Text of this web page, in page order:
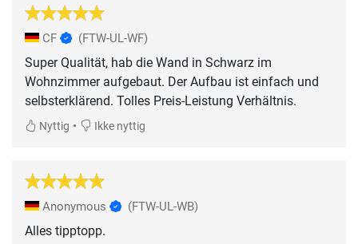
CF (FTW-UL-WF)
Super Qualität, hab die Wand in Schwarz im
Wohnzimmer aufgebaut. Der Aufbau ist einfach und
selbsterklärend. Tolles Preis-Leistung Verhältnis.
Nyttig • Ikke nyttig
Anonymous (FTW-UL-WB)
Alles tipptopp.